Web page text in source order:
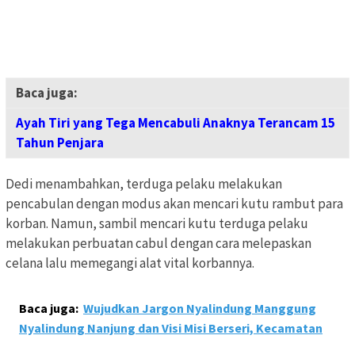
Baca juga:
Ayah Tiri yang Tega Mencabuli Anaknya Terancam 15
Tahun Penjara
Dedi menambahkan, terduga pelaku melakukan
pencabulan dengan modus akan mencari kutu rambut para
korban. Namun, sambil mencari kutu terduga pelaku
melakukan perbuatan cabul dengan cara melepaskan
celana lalu memegangi alat vital korbannya.
Baca juga: Wujudkan Jargon Nyalindung Manggung
Nyalindung Nanjung dan Visi Misi Berseri, Kecamatan